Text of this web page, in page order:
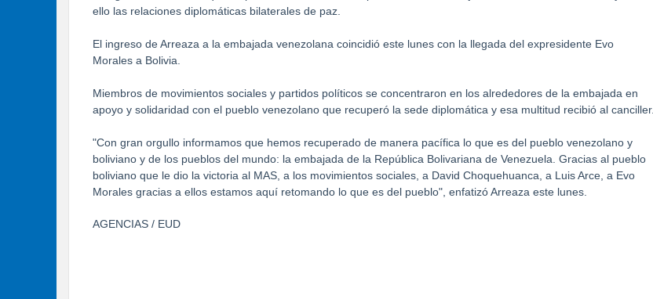
ello las relaciones diplomáticas bilaterales de paz.
El ingreso de Arreaza a la embajada venezolana coincidió este lunes con la llegada del expresidente Evo
Morales a Bolivia.
Miembros de movimientos sociales y partidos políticos se concentraron en los alrededores de la embajada en
apoyo y solidaridad con el pueblo venezolano que recuperó la sede diplomática y esa multitud recibió al canciller.
"Con gran orgullo informamos que hemos recuperado de manera pacífica lo que es del pueblo venezolano y
boliviano y de los pueblos del mundo: la embajada de la República Bolivariana de Venezuela. Gracias al pueblo
boliviano que le dio la victoria al MAS, a los movimientos sociales, a David Choquehuanca, a Luis Arce, a Evo
Morales gracias a ellos estamos aquí retomando lo que es del pueblo", enfatizó Arreaza este lunes.
AGENCIAS / EUD